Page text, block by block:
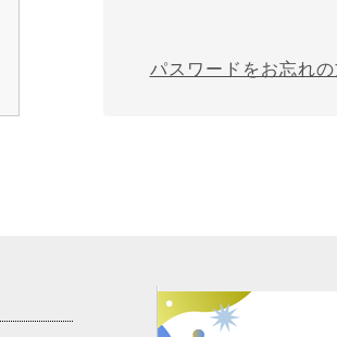
パスワードをお忘れ